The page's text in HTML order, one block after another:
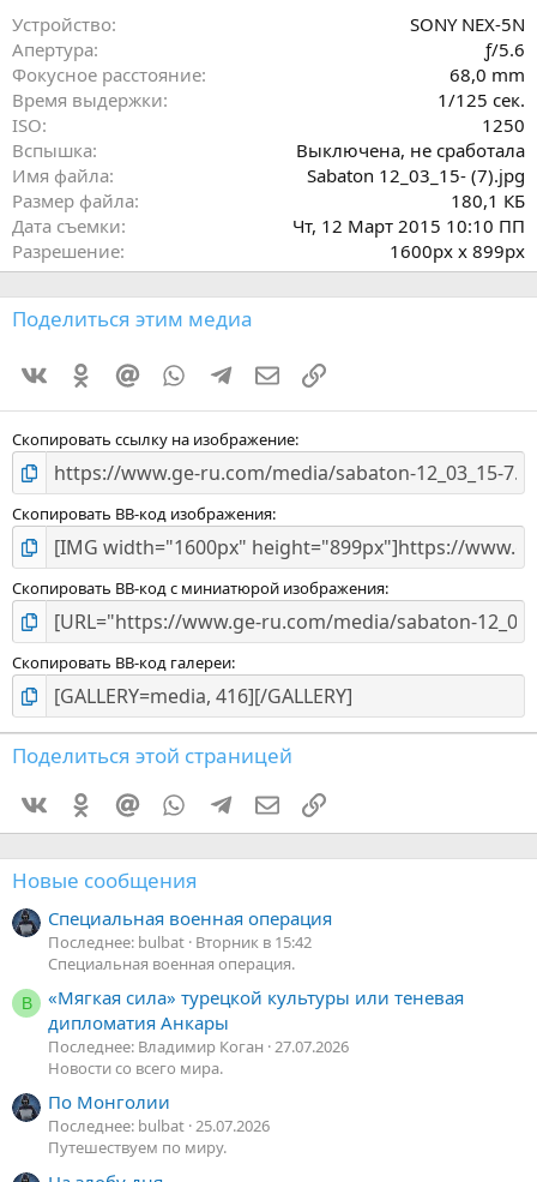
Устройство
SONY NEX-5N
Апертура
ƒ/5.6
Фокусное расстояние
68,0 mm
Время выдержки
1/125 сек.
ISO
1250
Вспышка
Выключена, не сработала
Имя файла
Sabaton 12_03_15- (7).jpg
Размер файла
180,1 КБ
Дата съемки
Чт, 12 Март 2015 10:10 ПП
Разрешение
1600px x 899px
Поделиться этим медиа
VkontakteOdnoklassniki
Mail.ruWhatsAppTelegramЭлектронная почта
Ссылка
Скопировать ссылку на изображение
Скопировать BB-код изображения
Скопировать BB-код с миниатюрой изображения
Скопировать BB-код галереи
Поделиться этой страницей
VkontakteOdnoklassniki
Mail.ruWhatsAppTelegramЭлектронная почта
Ссылка
Новые сообщения
Специальная военная операция
Последнее: bulbat Вторник в 15:42
Специальная военная операция.
В
«Мягкая сила» турецкой культуры или теневая
дипломатия Анкары
Последнее: Владимир Коган 27.07.2026
Новости со всего мира.
По Монголии
Последнее: bulbat 25.07.2026
Путешествуем по миру.